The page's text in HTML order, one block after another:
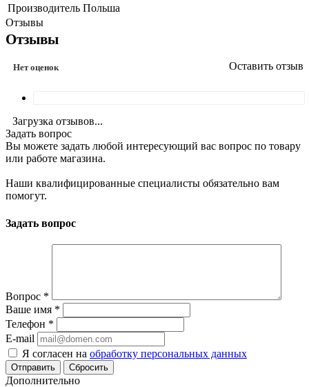
Производитель Польша
Отзывы
Отзывы
Нет оценок Оставить отзыв
Загрузка отзывов...
Задать вопрос
Вы можете задать любой интересующий вас вопрос по товару
или работе магазина.
Наши квалифицированные специалисты обязательно вам
помогут.
Задать вопрос
Вопрос *
Ваше имя *
Телефон *
E-mail
Я согласен на обработку персональных данных
Сбросить
Дополнительно